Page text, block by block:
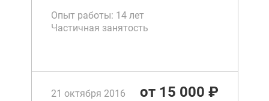
Опыт работы: 14 лет
Частичная занятость
21 октября 2016 от 15 000 ₽